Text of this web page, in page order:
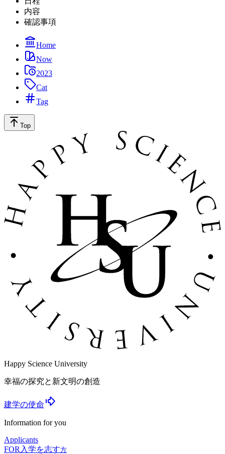
内容
確認事項
Home
Now
2023
Cat
Tag
Top
Happy Science University
幸福の探究と新文明の創造
建学の使命
Information for you
Applicants
FOR 入学を志す方